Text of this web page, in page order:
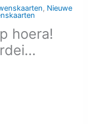
, Nieuwe
hoera!